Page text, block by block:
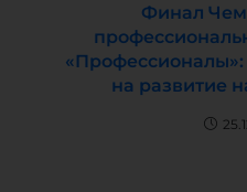
Финал
на развитие